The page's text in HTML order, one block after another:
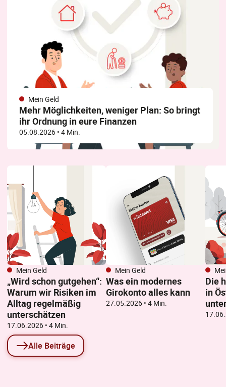
Mein Geld
Mehr Möglichkeiten, weniger Plan: So bringt
ihr Ordnung in eure Finanzen
05.08.2026 • 4 Min.
Mein Geld
„Wird schon gutgehen“:
Warum wir Risiken im
Alltag regelmäßig
unterschätzen
17.06.2026 • 4 Min.
Mein Geld
Was ein modernes
Girokonto alles kann
27.05.2026 • 4 Min.
Die
in
Alle Beiträge